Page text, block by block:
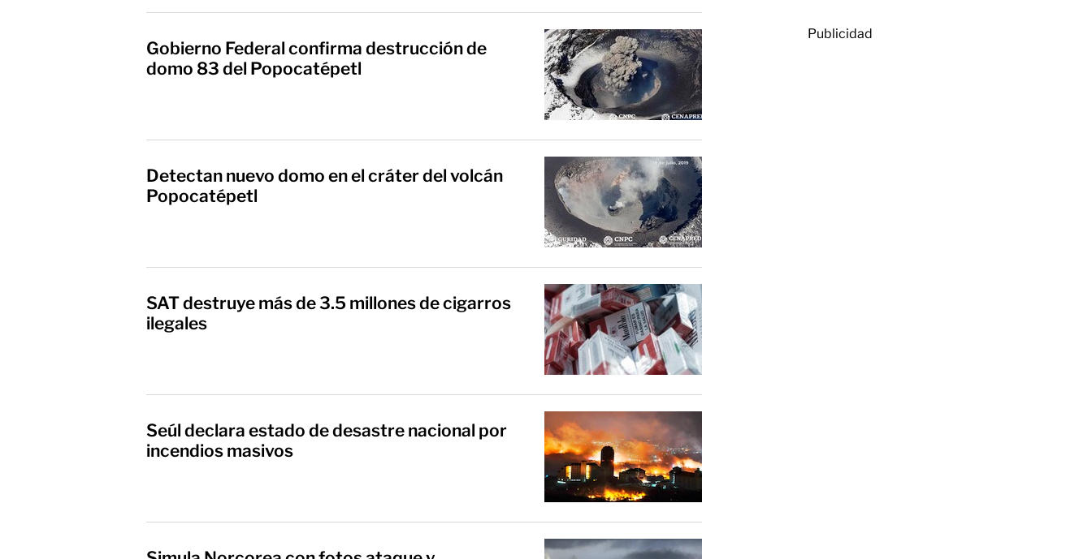
Gobierno Federal confirma destrucción de
domo 83 del Popocatépetl
Detectan nuevo domo en el cráter del volcán
Popocatépetl
SAT destruye más de 3.5 millones de cigarros
ilegales
Seúl declara estado de desastre nacional por
incendios masivos
Publicidad